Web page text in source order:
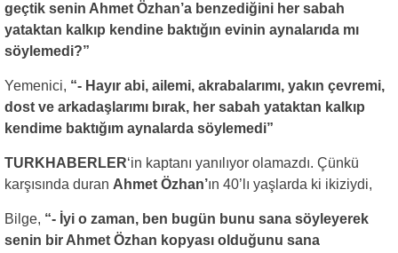
geçtik senin Ahmet Özhan’a benzediğini her sabah
yataktan kalkıp kendine baktığın evinin aynalarıda mı
söylemedi?”
Yemenici, “- Hayır abi, ailemi, akrabalarımı, yakın çevremi,
dost ve arkadaşlarımı bırak, her sabah yataktan kalkıp
kendime baktığım aynalarda söylemedi”
TURKHABERLER‘in kaptanı yanılıyor olamazdı. Çünkü
karşısında duran Ahmet Özhan’ın 40’lı yaşlarda ki ikiziydi,
Bilge, “- İyi o zaman, ben bugün bunu sana söyleyerek
senin bir Ahmet Özhan kopyası olduğunu sana